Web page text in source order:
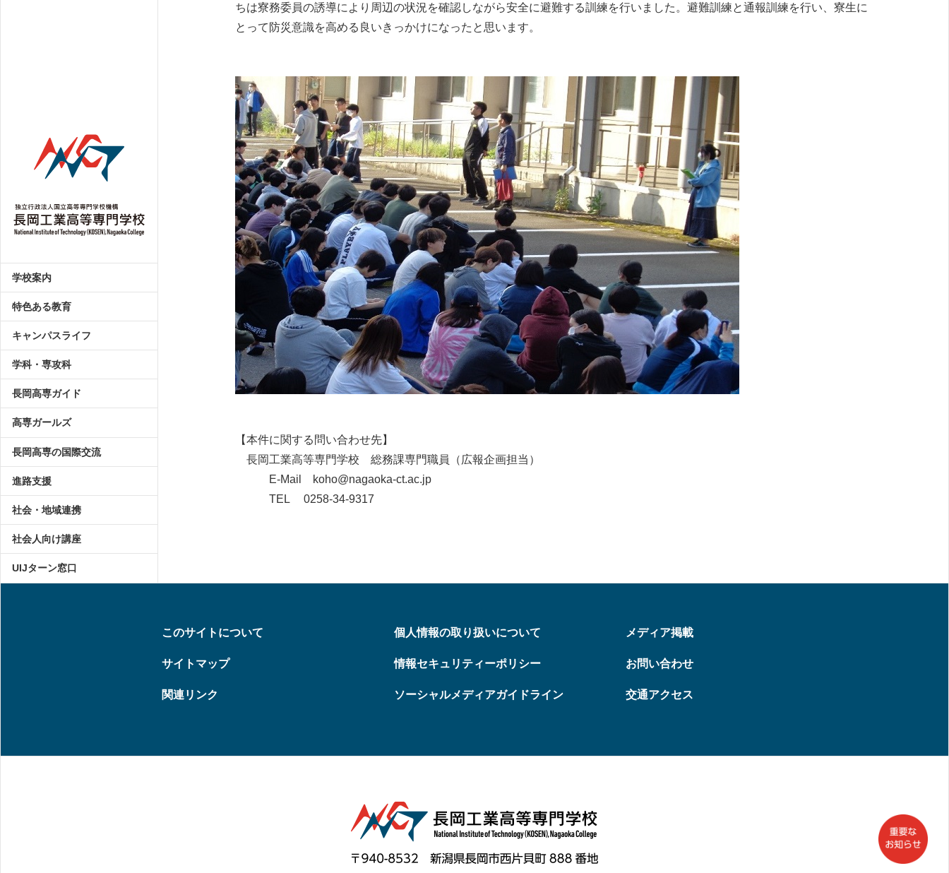
学校案内
特色ある教育
キャンパスライフ
学科・専攻科
長岡高専ガイド
高専ガールズ
長岡高専の国際交流
進路支援
社会・地域連携
社会人向け講座
UIJターン窓口
ちは寮務委員の誘導により周辺の状況を確認しながら安全に避難する訓練を行いました。避難訓練と通報訓練を行い、寮生に
とって防災意識を高める良いきっかけになったと思います。
【本件に関する問い合わせ先】
長岡工業高等専門学校 総務課専門職員（広報企画担当）
E-Mail koho@nagaoka-ct.ac.jp
TEL 0258-34-9317
このサイトについて
サイトマップ
関連リンク
個人情報の取り扱いについて
情報セキュリティーポリシー
ソーシャルメディアガイドライン
メディア掲載
お問い合わせ
交通アクセス